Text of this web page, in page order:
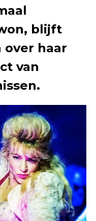
blijft
over haar
van